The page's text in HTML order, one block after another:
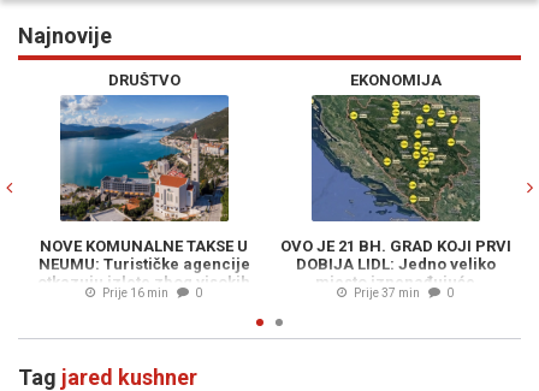
Najnovije
TAKSE U
Turističke agencije
izlete zbog visokih
0
OVO JE 21 BH. GRAD KOJI PRVI
DOBIJA LIDL: Jedno veliko
mjesto iznenađujuće
izostavljeno
0
OVO NEMA
Kineski
Tag jared kushner